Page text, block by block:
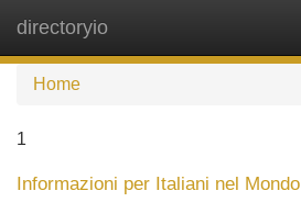
directoryio
Home
1
Informazioni per Italiani nel Mondo